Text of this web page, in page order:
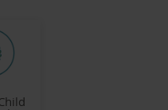
غيّر حياة